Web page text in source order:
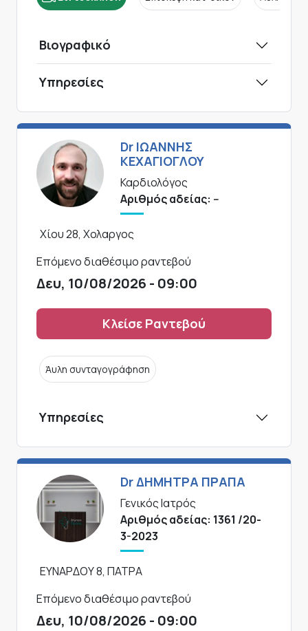
Βιογραφικό
Υπηρεσίες
Dr ΙΩΑΝΝΗΣ
ΚΕΧΑΓΙΟΓΛΟΥ
Καρδιολόγος
Αριθμός αδείας: --
Χίου 28, Χολαργος
Επόμενο διαθέσιμο ραντεβού
Δευ, 10/08/2026 - 09:00
Κλείσε Ραντεβού
Άυλη συνταγογράφηση
Υπηρεσίες
Dr ΔΗΜΗΤΡΑ ΠΡΑΠΑ
Γενικός Ιατρός
Αριθμός αδείας: 1361 /20-
3-2023
ΕΥΝΑΡΔΟΥ 8, ΠΑΤΡΑ
Επόμενο διαθέσιμο ραντεβού
Δευ, 10/08/2026 - 09:00